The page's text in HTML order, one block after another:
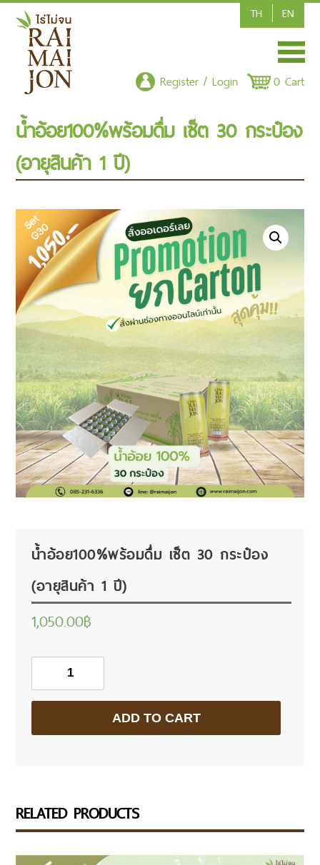
EN
TH
HOME
SHOP/PRODUCT
ARTICLE
CONTACT US
POLICY
CSR-CORPORATE SOCIAL RESPONSIBILITY
Register / Login 0 Cart
น้ำอ้อย100%พร้อมดื่ม เซ็ต 30 กระป๋อง
(อายุสินค้า 1 ปี)
น้ำอ้อย100%พร้อมดื่ม เซ็ต 30 กระป๋อง
(อายุสินค้า 1 ปี)
1,050.00฿
อ้อย100%พร้อม
(อายุ
สินค้า
ADD TO CART
RELATED PRODUCTS